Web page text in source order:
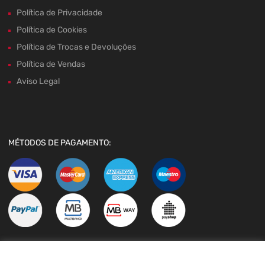
Política de Privacidade
Política de Cookies
Política de Trocas e Devoluções
Política de Vendas
Aviso Legal
MÉTODOS DE PAGAMENTO: